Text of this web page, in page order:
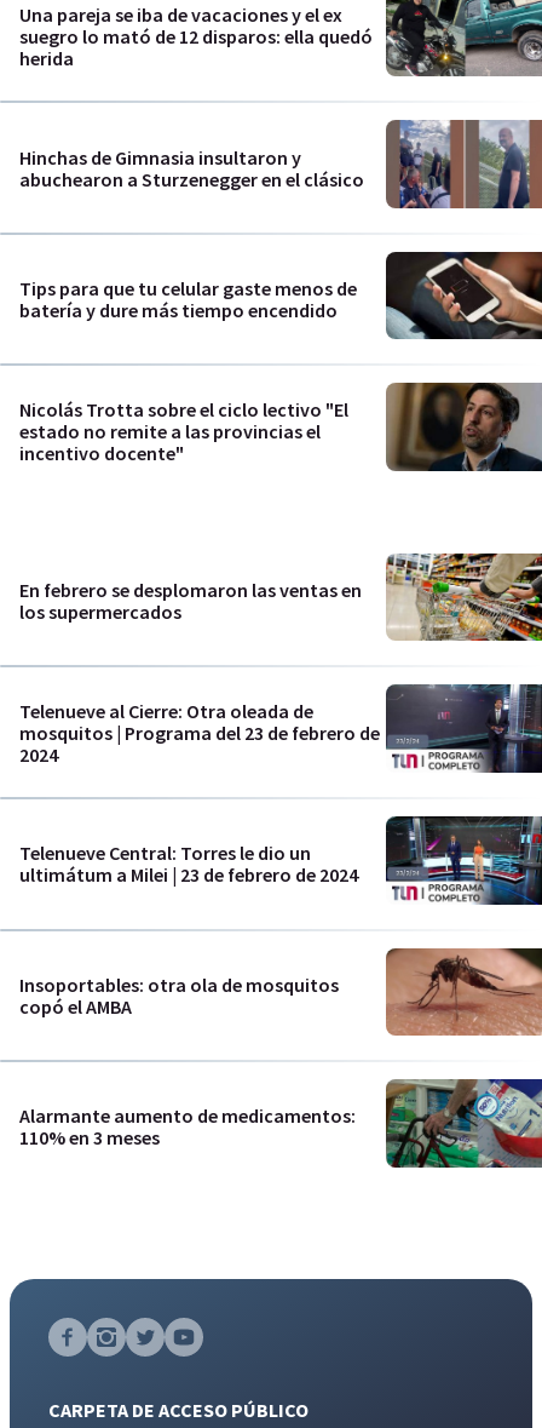
Una pareja se iba de vacaciones y el ex
suegro lo mató de 12 disparos: ella quedó
herida
Hinchas de Gimnasia insultaron y
abuchearon a Sturzenegger en el clásico
Tips para que tu celular gaste menos de
batería y dure más tiempo encendido
Nicolás Trotta sobre el ciclo lectivo "El
estado no remite a las provincias el
incentivo docente"
En febrero se desplomaron las ventas en
los supermercados
Telenueve al Cierre: Otra oleada de
mosquitos | Programa del 23 de febrero de
2024
Telenueve Central: Torres le dio un
ultimátum a Milei | 23 de febrero de 2024
Insoportables: otra ola de mosquitos
copó el AMBA
Alarmante aumento de medicamentos:
110% en 3 meses
CARPETA DE ACCESO PÚBLICO